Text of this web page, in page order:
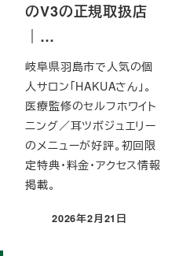
のV3の正規取扱店
｜…
岐阜県羽島市で人気の個
人サロン「HAKUAさん」。
医療監修のセルフホワイト
ニング／耳ツボジュエリー
のメニューが好評。初回限
定特典・料金・アクセス情報
掲載。
投稿日
2026年2月21日